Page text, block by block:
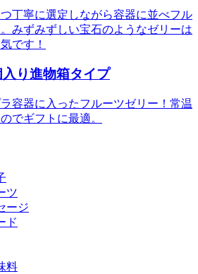
丁寧に選定しながら容器に並べフル
みずみずしい宝石のようなゼリーは
です！
り進物箱タイプ
容器に入ったフルーツゼリー！常温
でギフトに最適。
ツ
ージ
ド
料